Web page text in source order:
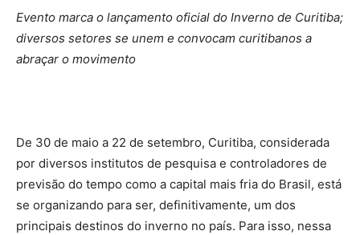
Evento marca o lançamento oficial do Inverno de Curitiba;
diversos setores se unem e convocam curitibanos a
abraçar o movimento
De 30 de maio a 22 de setembro, Curitiba, considerada
por diversos institutos de pesquisa e controladores de
previsão do tempo como a capital mais fria do Brasil, está
se organizando para ser, definitivamente, um dos
principais destinos do inverno no país. Para isso, nessa